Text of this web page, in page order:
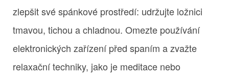
zlepšit své spánkové prostředí: udržujte ložnici
tmavou, tichou a chladnou. Omezte používání
elektronických zařízení před spaním a zvažte
relaxační techniky, jako je meditace nebo